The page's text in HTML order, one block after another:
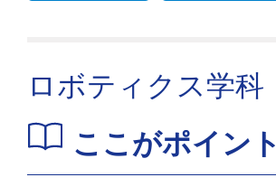
ロボティクス学科
ここがポイント